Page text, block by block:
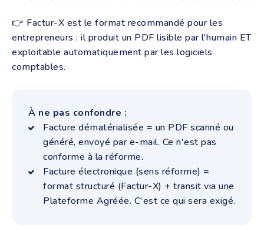
👉 Factur-X est le format recommandé pour les
entrepreneurs : il produit un PDF lisible par l'humain ET
exploitable automatiquement par les logiciels
comptables.
À ne pas confondre :
Facture dématérialisée = un PDF scanné ou
généré, envoyé par e-mail. Ce n'est pas
conforme à la réforme.
Facture électronique (sens réforme) =
format structuré (Factur-X) + transit via une
Plateforme Agréée. C'est ce qui sera exigé.